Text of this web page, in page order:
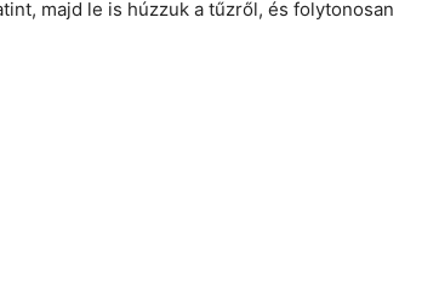
majd le is húzzuk a tűzről, és folytonosan